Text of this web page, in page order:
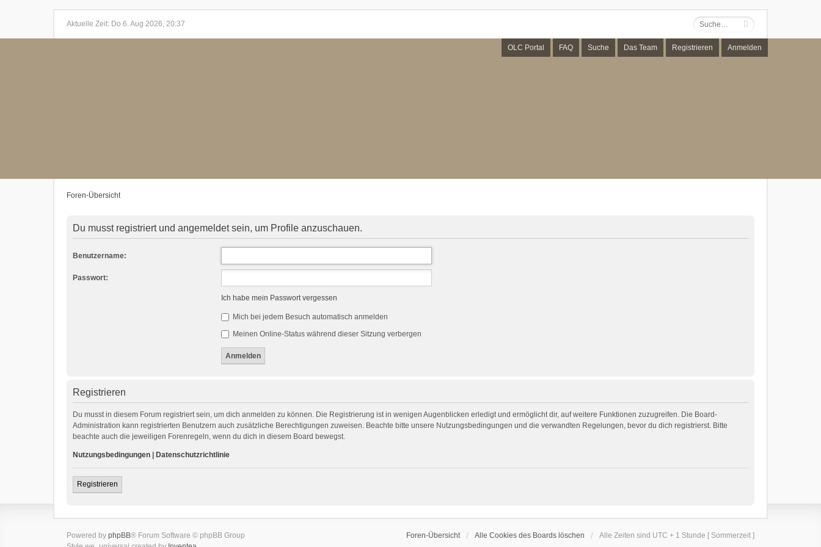
Aktuelle Zeit: Do 6. Aug 2026, 20:37
OLC Portal FAQ Suche Das Team Registrieren Anmelden
Foren-Übersicht
Du musst registriert und angemeldet sein, um Profile anzuschauen.
Benutzername:
Passwort:
Ich habe mein Passwort vergessen
Mich bei jedem Besuch automatisch anmelden
Meinen Online-Status während dieser Sitzung verbergen
Registrieren
Du musst in diesem Forum registriert sein, um dich anmelden zu können. Die Registrierung ist in wenigen Augenblicken erledigt und ermöglicht dir, auf weitere Funktionen zuzugreifen. Die Board-
Administration kann registrierten Benutzern auch zusätzliche Berechtigungen zuweisen. Beachte bitte unsere Nutzungsbedingungen und die verwandten Regelungen, bevor du dich registrierst. Bitte
beachte auch die jeweiligen Forenregeln, wenn du dich in diesem Board bewegst.
Nutzungsbedingungen Datenschutzrichtlinie
Registrieren
Foren-Übersicht Alle Cookies des Boards löschen Alle Zeiten sind UTC + 1 Stunde [ Sommerzeit ]
Powered by phpBB® Forum Software © phpBB Group